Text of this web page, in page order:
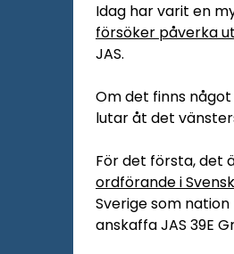
Idag har varit en
försöker påverka
JAS.
Om det finns
lutar åt det
För det första, det
ordförande i
Sverige som
anskaffa JAS 39E